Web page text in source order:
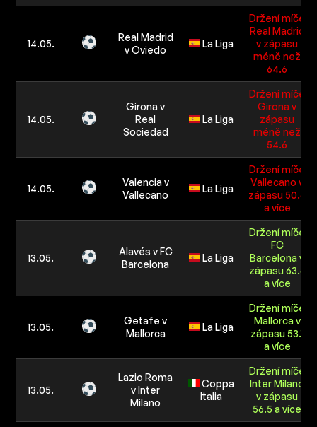
14.05.
Real Madrid
v Oviedo
La Liga
Držení míče
Real Madrid
v zápasu
méně než
64.6
14.05.
Girona v
Real
Sociedad
La Liga
Držení míče
Girona v
zápasu
méně než
54.6
14.05.
Valencia v
Vallecano
La Liga
Držení míče
Vallecano v
zápasu 50.6
a více
13.05.
Alavés v FC
Barcelona
La Liga
Držení míče
FC
Barcelona v
zápasu 63.6
a více
13.05.
Getafe v
Mallorca
La Liga
Držení míče
Mallorca v
zápasu 53.1
a více
13.05.
Lazio Roma
v Inter
Milano
Coppa
Italia
Držení míče
Inter Milano
v zápasu
56.5 a více